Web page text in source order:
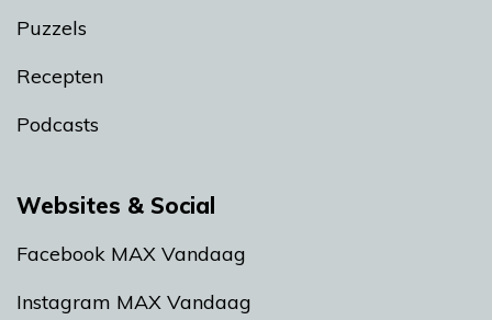
Puzzels
Recepten
Podcasts
Websites & Social
Facebook MAX Vandaag
Instagram MAX Vandaag